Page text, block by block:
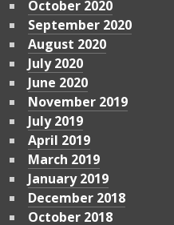
October 2020
September 2020
August 2020
July 2020
June 2020
November 2019
July 2019
April 2019
March 2019
January 2019
December 2018
October 2018